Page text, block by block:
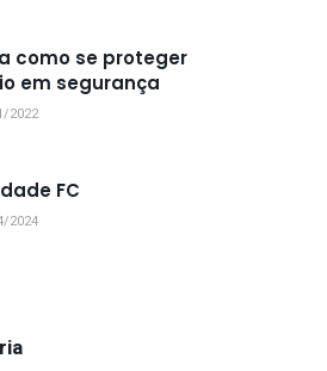
como se proteger
em segurança
2022
FC
2024